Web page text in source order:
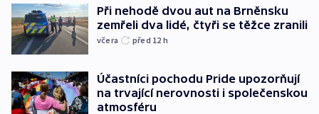
Při nehodě dvou aut na Brněnsku
zemřeli dva lidé, čtyři se těžce zranili
včera před 12 h
Účastníci pochodu Pride upozorňují
na trvající nerovnosti i společenskou
atmosféru